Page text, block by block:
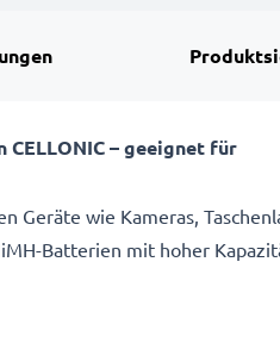
– geeignet für
Geräte wie Kameras,
Batterien mit hoher